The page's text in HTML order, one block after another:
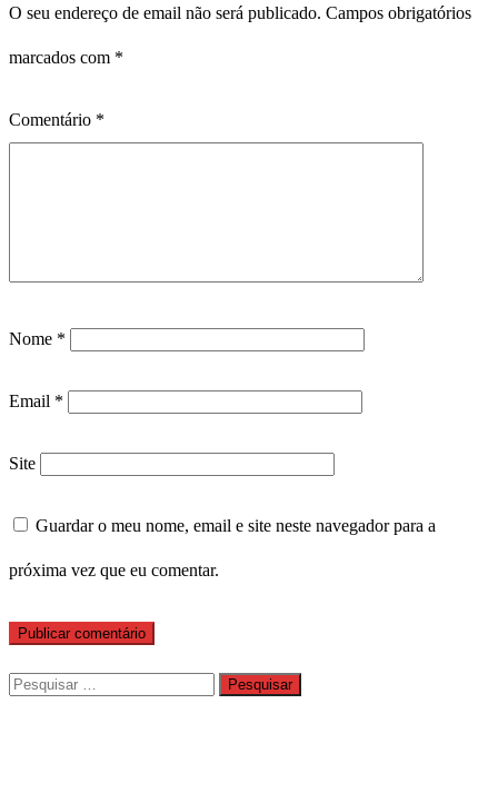
O seu endereço de email não será publicado. Campos obrigatórios
marcados com *
Comentário *
Nome *
Email *
Site
Guardar o meu nome, email e site neste navegador para a
próxima vez que eu comentar.
Pesquisar
por: